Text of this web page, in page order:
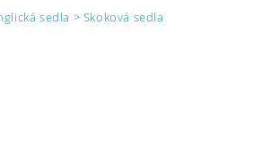
sedla > Skoková sedla